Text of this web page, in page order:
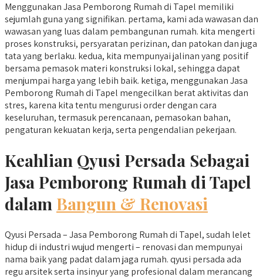
Menggunakan Jasa Pemborong Rumah di Tapel memiliki
sejumlah guna yang signifikan. pertama, kami ada wawasan dan
wawasan yang luas dalam pembangunan rumah. kita mengerti
proses konstruksi, persyaratan perizinan, dan patokan dan juga
tata yang berlaku. kedua, kita mempunyai jalinan yang positif
bersama pemasok materi konstruksi lokal, sehingga dapat
menjumpai harga yang lebih baik. ketiga, menggunakan Jasa
Pemborong Rumah di Tapel mengecilkan berat aktivitas dan
stres, karena kita tentu mengurusi order dengan cara
keseluruhan, termasuk perencanaan, pemasokan bahan,
pengaturan kekuatan kerja, serta pengendalian pekerjaan.
Keahlian Qyusi Persada Sebagai
Jasa Pemborong Rumah di Tapel
dalam Bangun & Renovasi
Qyusi Persada – Jasa Pemborong Rumah di Tapel, sudah lelet
hidup di industri wujud mengerti – renovasi dan mempunyai
nama baik yang padat dalam jaga rumah. qyusi persada ada
regu arsitek serta insinyur yang profesional dalam merancang